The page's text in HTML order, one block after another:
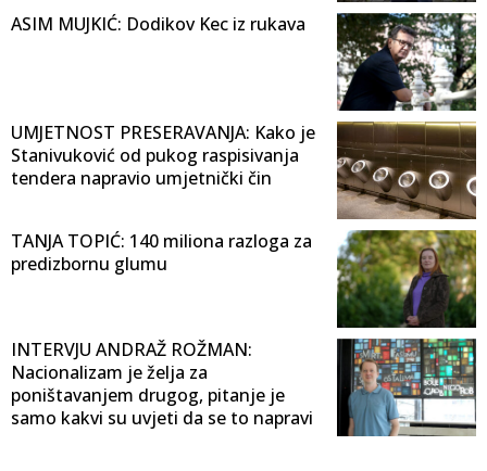
ASIM MUJKIĆ: Dodikov Kec iz rukava
UMJETNOST PRESERAVANJA: Kako je
Stanivuković od pukog raspisivanja
tendera napravio umjetnički čin
TANJA TOPIĆ: 140 miliona razloga za
predizbornu glumu
INTERVJU ANDRAŽ ROŽMAN:
Nacionalizam je želja za
poništavanjem drugog, pitanje je
samo kakvi su uvjeti da se to napravi